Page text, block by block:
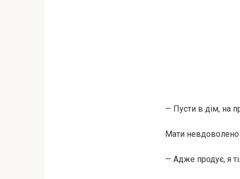
— Пусти в дім, на
Мати невдоволено
— Адже продує, я